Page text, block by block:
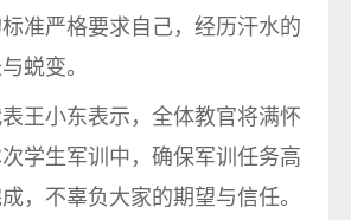
准严格要求自己，经历汗水的
蜕变。
小东表示，全体教官将满怀
学生军训中，确保军训任务高
，不辜负大家的期望与信任。